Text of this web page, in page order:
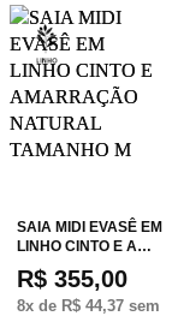
SAIA MIDI EVASÊ EM
LINHO CINTO E A…
R$ 355,00
8x de R$ 44,37 sem